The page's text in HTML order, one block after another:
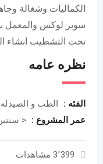
الكماليات وشغالة
سوبر لوكس والمعمل
تحت التشطيب انشاء
نظره عامه
الفئه :
الطب و الصيدله
عمر المشروع : <
3٬399 مشاهدات